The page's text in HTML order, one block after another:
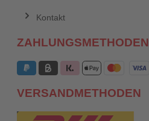
Kontakt
ZAHLUNGSMETHODEN
VERSANDMETHODEN